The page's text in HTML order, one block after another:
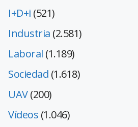
I+D+i (521)
Industria (2.581)
Laboral (1.189)
Sociedad (1.618)
UAV(200)
Vídeos (1.046)